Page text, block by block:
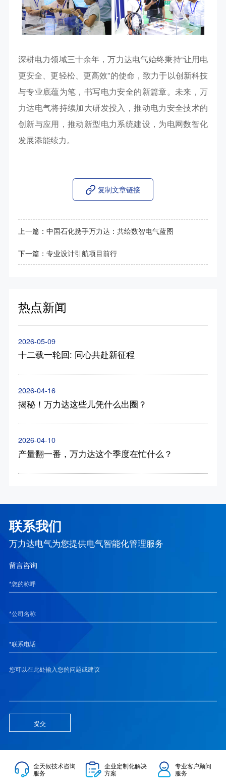
深耕电力领域三十余年，万力达电气始终秉持“让用电
更安全、更轻松、更高效”的使命，致力于以创新科技
与专业底蕴为笔，书写电力安全的新篇章。未来，万
力达电气将持续加大研发投入，推动电力安全技术的
创新与应用，推动新型电力系统建设，为电网数智化
发展添能续力。
复制文章链接
上一篇： 中国石化携手万力达：共绘数智电气蓝图
下一篇： 专业设计引航项目前行
热点新闻
2026-05-09
十二载一轮回: 同心共赴新征程
2026-04-16
揭秘！万力达这些儿凭什么出圈？
2026-04-10
产量翻一番，万力达这个季度在忙什么？
联系我们
万力达电气为您提供电气智能化管理服务
留言咨询
提交
全天候技术咨询
服务
企业定制化解决
方案
专业客户顾问
服务